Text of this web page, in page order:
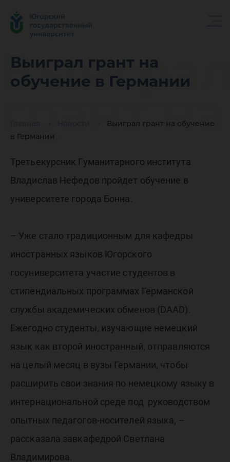
Выиграл грант на
обучение в Германии
Выиграл грант на обучение
в Германии
грант на
в
Третьекурсник Гуманитарного института
Владислав Нефедов пройдет обучение в
университете города Бонна.
– Уже стало традиционным для кафедры
иностранных языков Югорского
госуниверситета участие студентов в
стипендиальных программах Германской
службы академических обменов (DAAD).
Ежегодно студенты, изучающие немецкий
язык как второй иностранный, отправляются
на целый месяц в вузы Германии, чтобы
расширить свои знания по немецкому языку в
интернациональной среде под руководством
опытных педагогов-носителей языка, –
рассказала завкафедрой Светлана
Владимирова.